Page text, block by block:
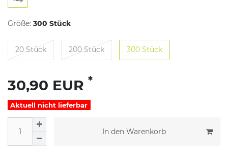
Größe: 300 Stück
20 Stück 200 Stück 300 Stück
30,90 EUR *
Aktuell nicht lieferbar
In den Warenkorb